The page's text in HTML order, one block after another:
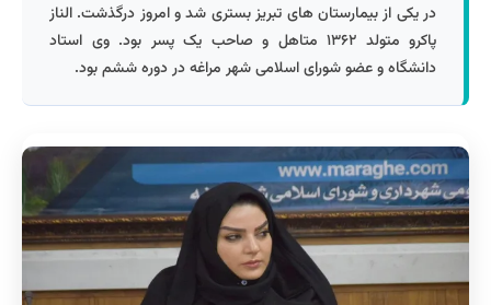
در یکی از بیمارستان های تبریز بستری شد و امروز درگذشت. الناز
پاکرو متولد ۱۳۶۲ متاهل و صاحب یک پسر بود. وی استاد
دانشگاه و عضو شورای اسلامی شهر مراغه در دوره ششم بود.